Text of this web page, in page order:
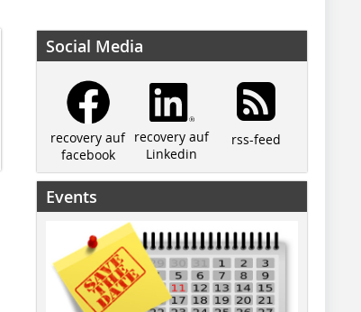
Social Media
recovery auf
facebook
recovery auf
Linkedin
rss-feed
Events